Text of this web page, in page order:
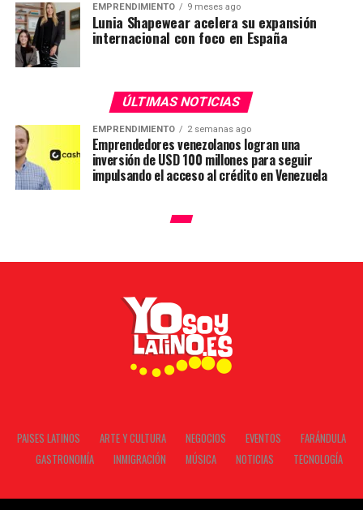
EMPRENDIMIENTO 9 meses ago
Lunia Shapewear acelera su expansión
internacional con foco en España
ÚLTIMAS NOTICIAS
EMPRENDIMIENTO 2 semanas ago
Emprendedores venezolanos logran una
inversión de USD 100 millones para seguir
impulsando el acceso al crédito en Venezuela
PAISES LATINOS ARTE Y CULTURA NEGOCIOS EVENTOS
FARÁNDULA
GASTRONOMÍA
INMIGRACIÓN MÚSICA NOTICIAS TECNOLOGÍA